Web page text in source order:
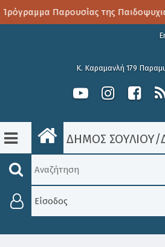
Παρουσίας της
Κ. Καραμανλή 179
ΔΗΜΟΣ ΣΟΥΛΙΟΥ/
Είσοδος